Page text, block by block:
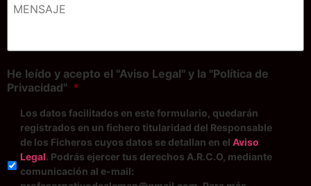
He leído y acepto el "Aviso Legal" y la "Política de
Privacidad" *
Los datos facilitados en este formulario, quedarán
registrados en un fichero titularidad del Responsable
de los Ficheros cuyos datos se detallan en el Aviso
Legal. Podrás ejercer tus derechos A.R.C.O, mediante
comunicación al e-mail: